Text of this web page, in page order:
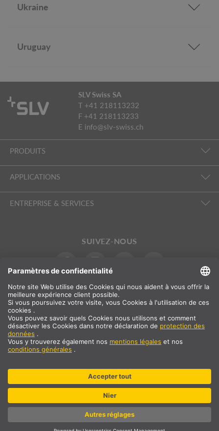
Ukraine
Uruguay
SLV Swiss SA
T +41 218113232
F +41 218113233
E info@slv-swiss.ch
PRODUITS
APPLICATIONS
ENTREPRISE & SERVICES
SUIVEZ-NOUS
International
© SLV Germany 2026. All rights reserved
Paramètres des cookies
Protection des données